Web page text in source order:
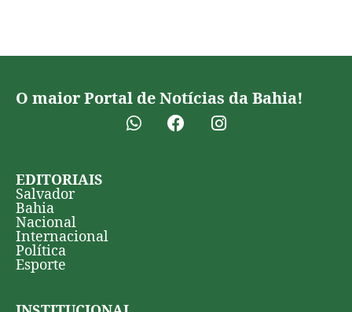
O maior Portal de Notícias da Bahia!
EDITORIAIS
Salvador
Bahia
Nacional
Internacional
Política
Esporte